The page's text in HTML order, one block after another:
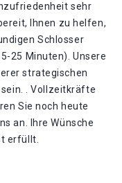
sehr
Ihnen zu helfen,
Schlosser
25 Minuten). Unsere
strategischen
. Vollzeitkräfte
Sie noch heute
an. Ihre Wünsche
erfüllt.